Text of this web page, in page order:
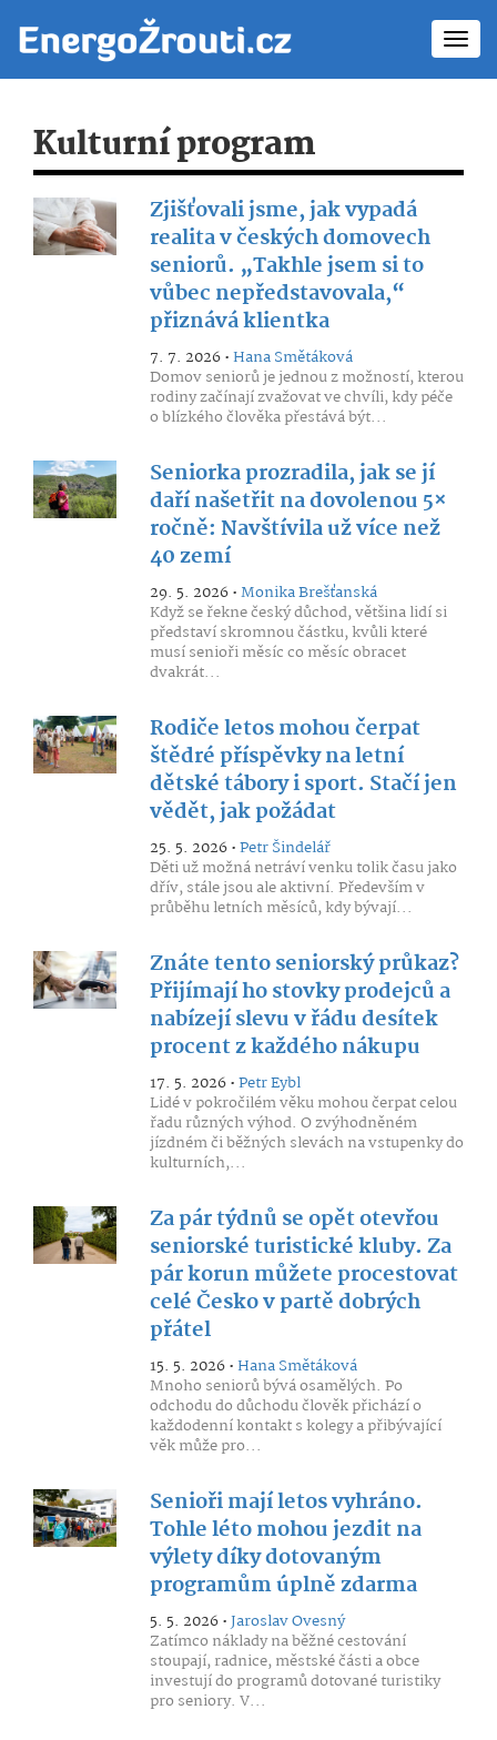
Kulturní program
Zjišťovali jsme, jak vypadá
realita v českých domovech
seniorů. „Takhle jsem si to
vůbec nepředstavovala,“
přiznává klientka
7. 7. 2026 •Hana Smětáková
Domov seniorů je jednou z možností, kterou
rodiny začínají zvažovat ve chvíli, kdy péče
o blízkého člověka přestává být...
Seniorka prozradila, jak se jí
daří našetřit na dovolenou 5×
ročně: Navštívila už více než
40 zemí
29. 5. 2026 •Monika Brešťanská
Když se řekne český důchod, většina lidí si
představí skromnou částku, kvůli které
musí senioři měsíc co měsíc obracet
dvakrát...
Rodiče letos mohou čerpat
štědré příspěvky na letní
dětské tábory i sport. Stačí jen
vědět, jak požádat
25. 5. 2026 •Petr Šindelář
Děti už možná netráví venku tolik času jako
dřív, stále jsou ale aktivní. Především v
průběhu letních měsíců, kdy bývají...
Znáte tento seniorský průkaz?
Přijímají ho stovky prodejců a
nabízejí slevu v řádu desítek
procent z každého nákupu
17. 5. 2026 •Petr Eybl
Lidé v pokročilém věku mohou čerpat celou
řadu různých výhod. O zvýhodněném
jízdném či běžných slevách na vstupenky do
kulturních,...
Za pár týdnů se opět otevřou
seniorské turistické kluby. Za
pár korun můžete procestovat
celé Česko v partě dobrých
přátel
15. 5. 2026 •Hana Smětáková
Mnoho seniorů bývá osamělých. Po
odchodu do důchodu člověk přichází o
každodenní kontakt s kolegy a přibývající
věk může pro...
Senioři mají letos vyhráno.
Tohle léto mohou jezdit na
výlety díky dotovaným
programům úplně zdarma
5. 5. 2026 •Jaroslav Ovesný
Zatímco náklady na běžné cestování
stoupají, radnice, městské části a obce
investují do programů dotované turistiky
pro seniory. V...